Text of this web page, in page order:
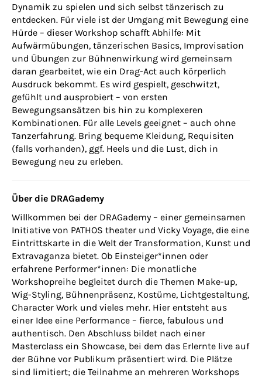
Dynamik zu spielen und sich selbst tänzerisch zu
entdecken. Für viele ist der Umgang mit Bewegung eine
Hürde – dieser Workshop schafft Abhilfe: Mit
Aufwärmübungen, tänzerischen Basics, Improvisation
und Übungen zur Bühnenwirkung wird gemeinsam
daran gearbeitet, wie ein Drag-Act auch körperlich
Ausdruck bekommt. Es wird gespielt, geschwitzt,
gefühlt und ausprobiert – von ersten
Bewegungsansätzen bis hin zu komplexeren
Kombinationen. Für alle Levels geeignet – auch ohne
Tanzerfahrung. Bring bequeme Kleidung, Requisiten
(falls vorhanden), ggf. Heels und die Lust, dich in
Bewegung neu zu erleben.
Über die DRAGademy
Willkommen bei der DRAGademy – einer gemeinsamen
Initiative von PATHOS theater und Vicky Voyage, die eine
Eintrittskarte in die Welt der Transformation, Kunst und
Extravaganza bietet. Ob Einsteiger*innen oder
erfahrene Performer*innen: Die monatliche
Workshopreihe begleitet durch die Themen Make-up,
Wig-Styling, Bühnenpräsenz, Kostüme, Lichtgestaltung,
Character Work und vieles mehr. Hier entsteht aus
einer Idee eine Performance – fierce, fabulous und
authentisch. Den Abschluss bildet nach einer
Masterclass ein Showcase, bei dem das Erlernte live auf
der Bühne vor Publikum präsentiert wird. Die Plätze
sind limitiert; die Teilnahme an mehreren Workshops